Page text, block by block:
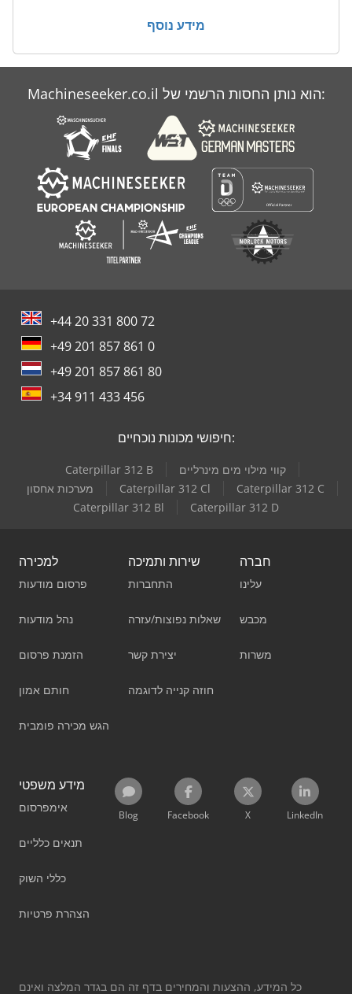
מידע נוסף
Machineseeker.co.il הוא נותן החסות הרשמי של:
+44 20 331 800 72
+49 201 857 861 0
+49 201 857 861 80
+34 911 433 456
חיפושי מכונות נוכחיים:
Caterpillar 312 B
קווי מילוי מים מינרליים
מערכות אחסון
Caterpillar 312 Cl
Caterpillar 312 C
Caterpillar 312 Bl
Caterpillar 312 D
למכירה
פרסום מודעות
נהל מודעות
הזמנת פרסום
חותם אמון
הגש מכירה פומבית
שירות ותמיכה
התחברות
שאלות נפוצות/עזרה
יצירת קשר
חוזה קנייה לדוגמה
חברה
עלינו
מכבש
משרות
מידע משפטי
אימפרסום
תנאים כלליים
כללי השוק
הצהרת פרטיות
Blog Facebook X LinkedIn
כל המידע, ההצעות והמחירים בדף זה הם בגדר המלצה ואינם